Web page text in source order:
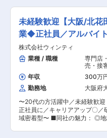
管理システムの導入など、はた
力。お客様のご都合で休日出勤
は、必ず振休を取得いただきま
容：本採用時と同様の予定 （
務全般 【会社概要】 弊社は、町工務店から注文
住宅、不動産、中古リノベーシ
様々な事業展開をしているハウ
となります。 5年後の売上430
向け、企業拡大を進めておりま
者問わず、同社の理念に共感し
方はぜひお問い合わせいただけ
未経験歓迎【大阪/北花
業◆正社員／アルバイ
修体制
株式会社ウィンティ
業種 / 職種
専門店
売・接
年収
300万
勤務地
大阪府
〜20代の方活躍中／未経験歓迎
正社員に／キャリアアップ〇／
域密着型〜 ■同社の魅力： ◎地